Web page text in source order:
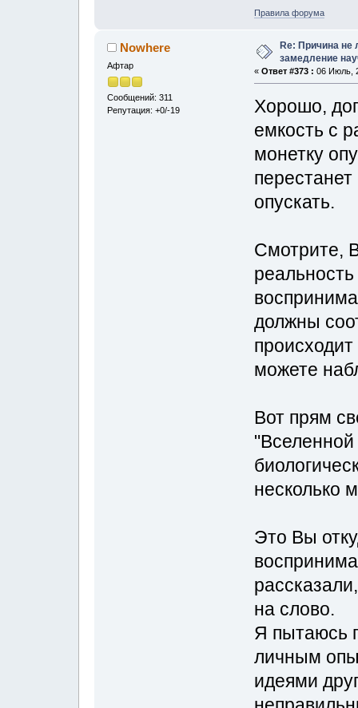
Правила форума
Nowhere
Афтар
Сообщений: 311
Репутация: +0/-19
Re: Причина не
замедление
« Ответ #373 : 06 Июль,
Хорошо,
емкость с
монетку
опускать.
Смотрите,
должны
можете
Вот прям
"Вселенной
несколько
Это Вы
на слово.
Я пытаюсь
личным
идеями